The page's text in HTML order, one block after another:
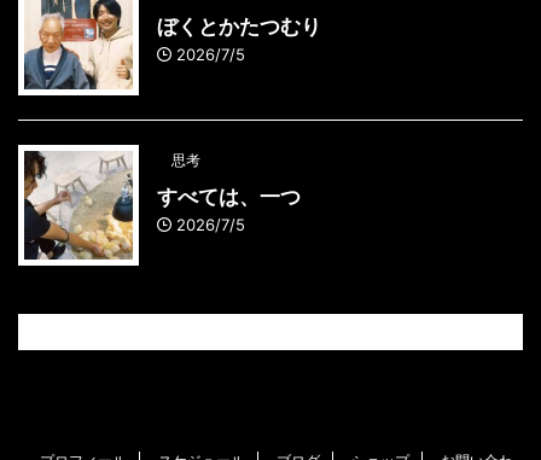
ぼくとかたつむり
2026/7/5
思考
すべては、一つ
2026/7/5